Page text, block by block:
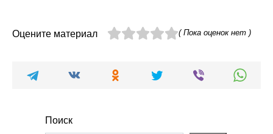
Оцените материал ( Пока оценок нет )
Поиск